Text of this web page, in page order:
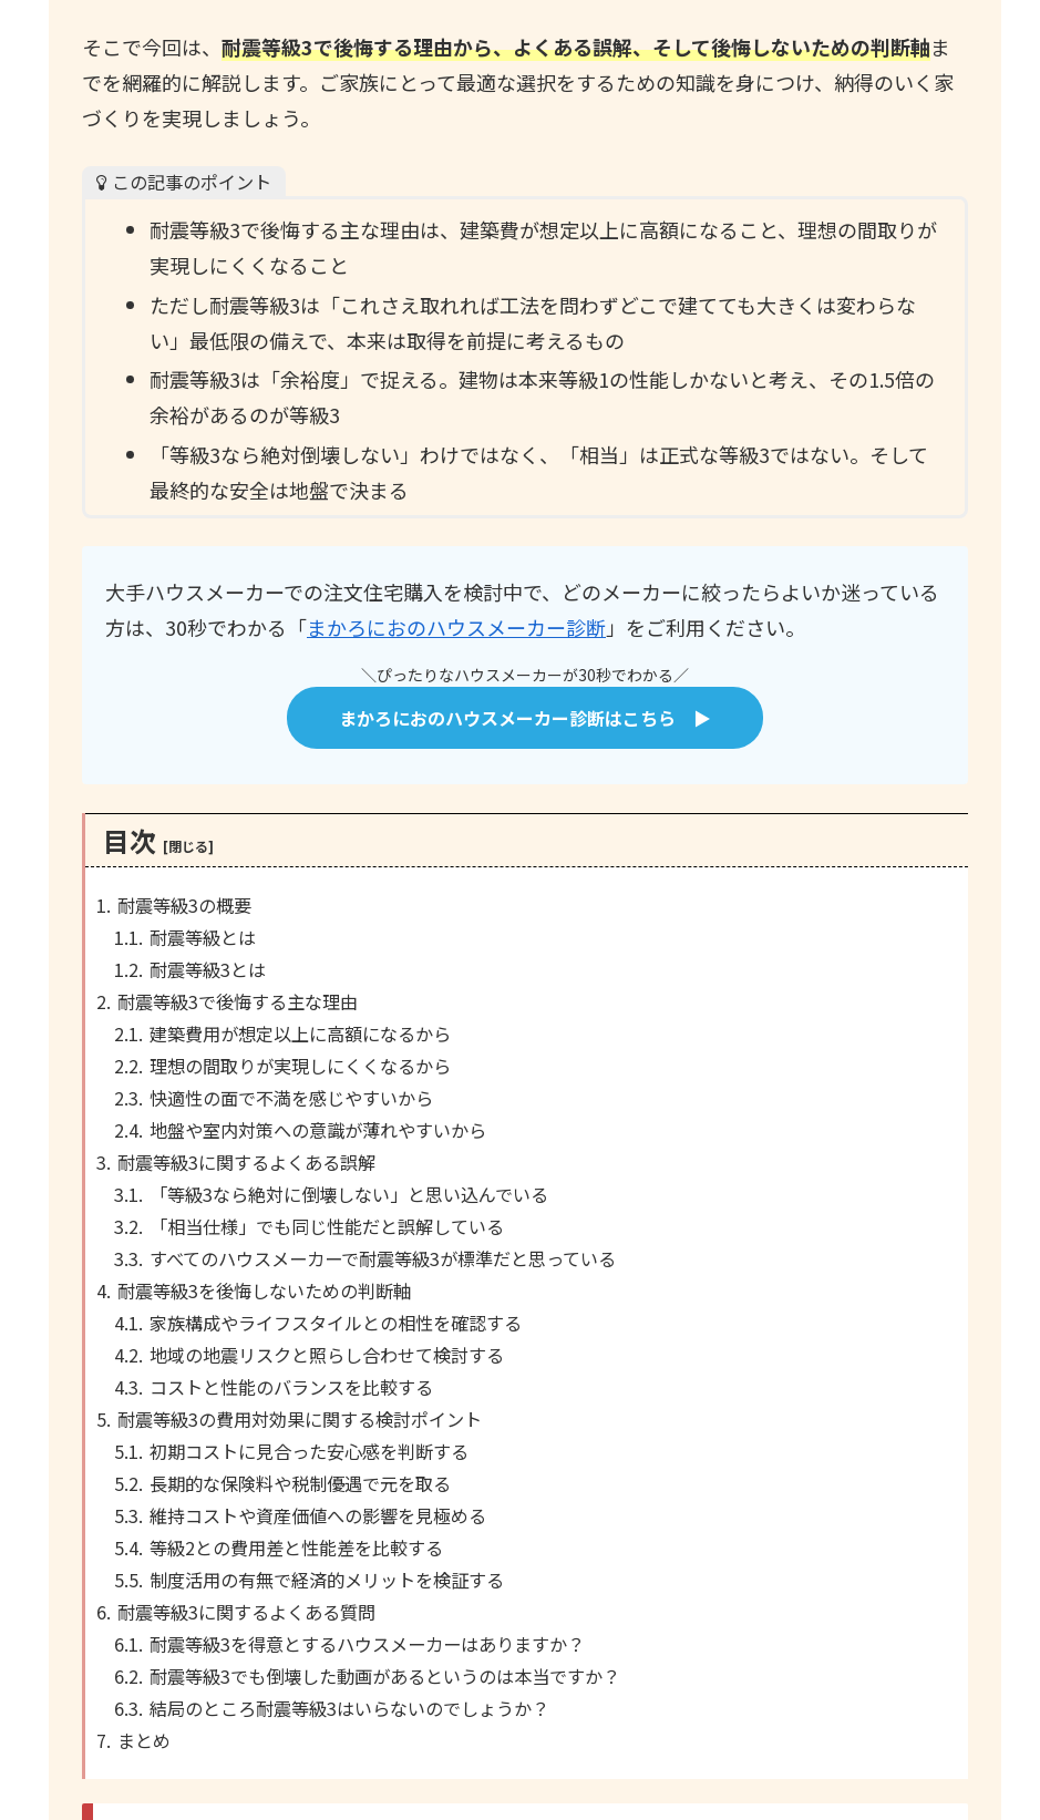
そこで今回は、 耐震等級3で後悔する理由から、よくある誤解、そして後悔しないための判断軸ま
でを網羅的に解説します。ご家族にとって最適な選択をするための知識を身につけ、納得のいく家
づくりを実現しましょう。
この記事のポイント
耐震等級3で後悔する主な理由は、建築費が想定以上に高額になること、理想の間取りが
実現しにくくなること
ただし耐震等級3は「これさえ取れれば工法を問わずどこで建てても大きくは変わらな
い」最低限の備えで、本来は取得を前提に考えるもの
耐震等級3は「余裕度」で捉える。建物は本来等級1の性能しかないと考え、その1.5倍の
余裕があるのが等級3
「等級3なら絶対倒壊しない」わけではなく、「相当」は正式な等級3ではない。そして
最終的な安全は地盤で決まる
大手ハウスメーカーでの注文住宅購入を検討中で、どのメーカーに絞ったらよいか迷っている
方は、30秒でわかる「まかろにおのハウスメーカー診断」をご利用ください。
＼ぴったりなハウスメーカーが30秒でわかる／
まかろにおのハウスメーカー診断はこちら ▶
目次
耐震等級3の概要
耐震等級とは
耐震等級3とは
耐震等級3で後悔する主な理由
建築費用が想定以上に高額になるから
理想の間取りが実現しにくくなるから
快適性の面で不満を感じやすいから
地盤や室内対策への意識が薄れやすいから
耐震等級3に関するよくある誤解
「等級3なら絶対に倒壊しない」と思い込んでいる
「相当仕様」でも同じ性能だと誤解している
すべてのハウスメーカーで耐震等級3が標準だと思っている
耐震等級3を後悔しないための判断軸
家族構成やライフスタイルとの相性を確認する
地域の地震リスクと照らし合わせて検討する
コストと性能のバランスを比較する
耐震等級3の費用対効果に関する検討ポイント
初期コストに見合った安心感を判断する
長期的な保険料や税制優遇で元を取る
維持コストや資産価値への影響を見極める
等級2との費用差と性能差を比較する
制度活用の有無で経済的メリットを検証する
耐震等級3に関するよくある質問
耐震等級3を得意とするハウスメーカーはありますか？
耐震等級3でも倒壊した動画があるというのは本当ですか？
結局のところ耐震等級3はいらないのでしょうか？
まとめ